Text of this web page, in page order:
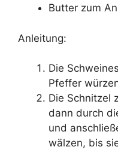
Butter zum
Anleitung:
Die
Pfeffer
Die Schnitzel
dann durch
und
wälzen, bis